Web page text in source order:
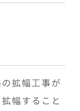
拡幅工事が
幅すること